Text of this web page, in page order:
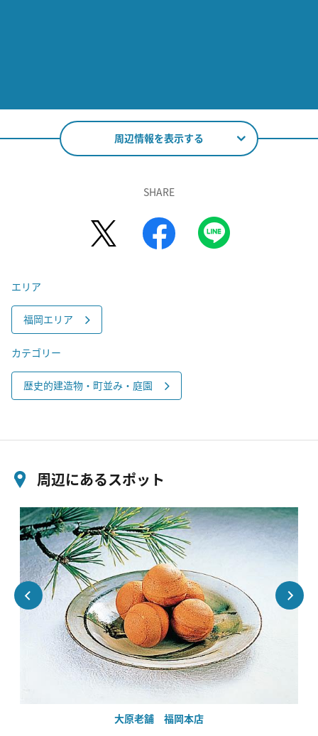
周辺情報を表示する
SHARE
エリア
福岡エリア
カテゴリー
歴史的建造物・町並み・庭園
周辺にあるスポット
大原老舗 福岡本店